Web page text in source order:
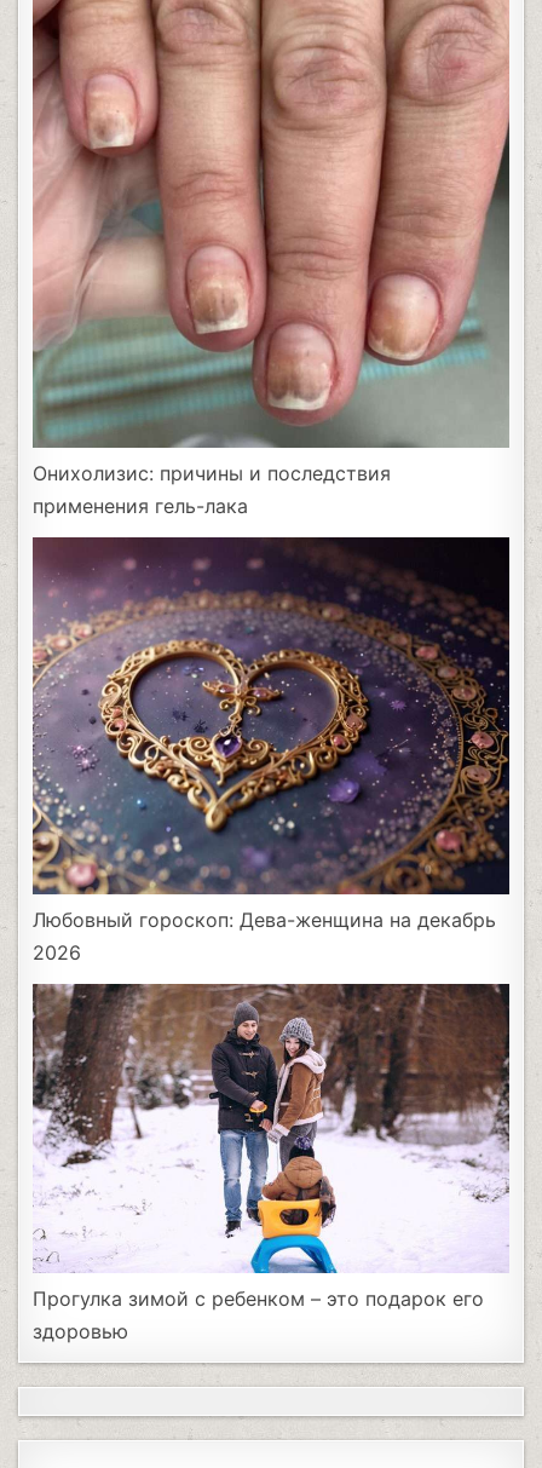
Онихолизис: причины и последствия
применения гель-лака
Любовный гороскоп: Дева-женщина на декабрь
2026
Прогулка зимой с ребенком – это подарок его
здоровью